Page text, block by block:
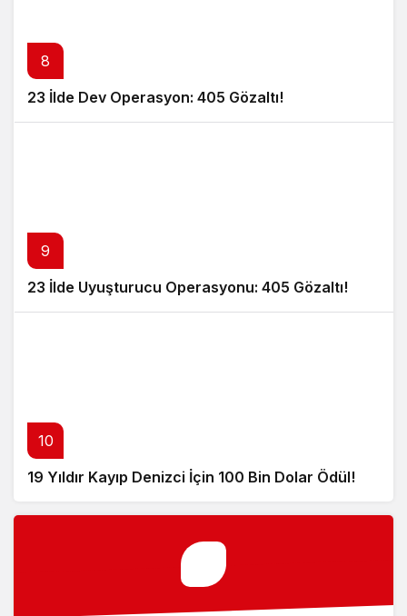
8
23 İlde Dev Operasyon: 405 Gözaltı!
9
23 İlde Uyuşturucu Operasyonu: 405 Gözaltı!
10
19 Yıldır Kayıp Denizci İçin 100 Bin Dolar Ödül!